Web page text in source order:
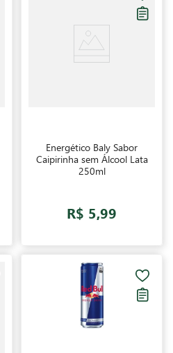
Energético Baly Sabor
Caipirinha sem Álcool Lata
250ml
R$ 5,99